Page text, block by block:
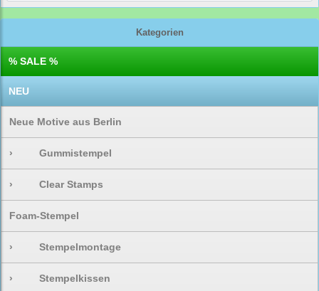
Kategorien
% SALE %
NEU
Neue Motive aus Berlin
› Gummistempel
› Clear Stamps
Foam-Stempel
› Stempelmontage
› Stempelkissen